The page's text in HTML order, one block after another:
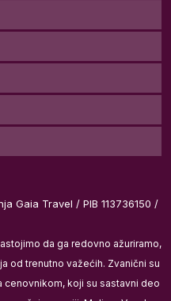
Gaia Travel / PIB 113736150 /
da ga redovno ažuriramo,
od trenutno važećih. Zvanični su
cenovnikom, koji su sastavni deo